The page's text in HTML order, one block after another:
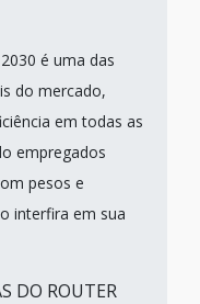
é uma das
do mercado,
em todas as
empregados
pesos e
interfira em sua
DO ROUTER